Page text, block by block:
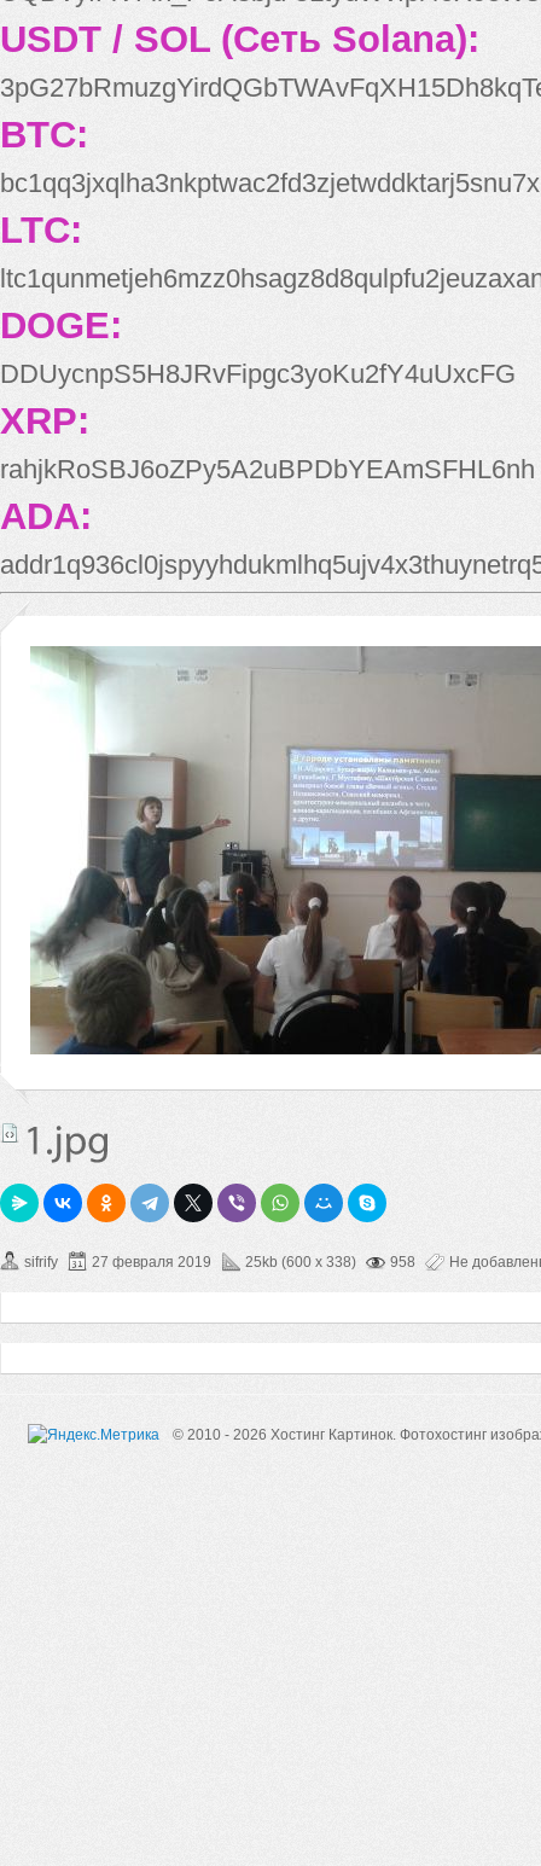
USDT / SOL (Сеть Solana):
BTC:
bc1qq3jxqlha3nkptwac2fd3zjetwddktarj5snu7x
LTC:
DOGE:
DDUycnpS5H8JRvFipgc3yoKu2fY4uUxcFG
XRP:
rahjkRoSBJ6oZPy5A2uBPDbYEAmSFHL6nh
ADA:
sifrify 27 февраля 2019 25kb (600 x 338) 958 Не
© 2010 - 2026 Хостинг Картинок. Фотохостинг